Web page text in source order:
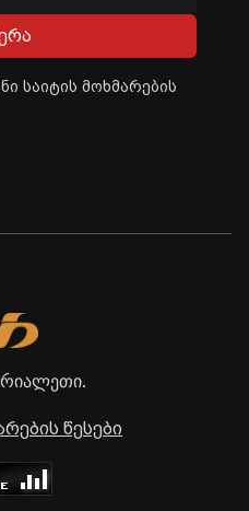
საიტის მოხმარების
წესები